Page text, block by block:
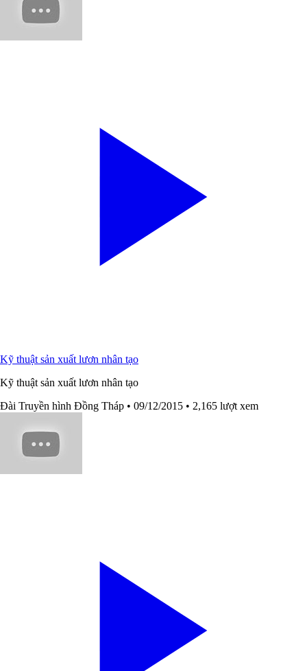
Kỹ thuật sản xuất lươn nhân tạo
Kỹ thuật sản xuất lươn nhân tạo
Đài Truyền hình Đồng Tháp • 09/12/2015 • 2,165 lượt xem